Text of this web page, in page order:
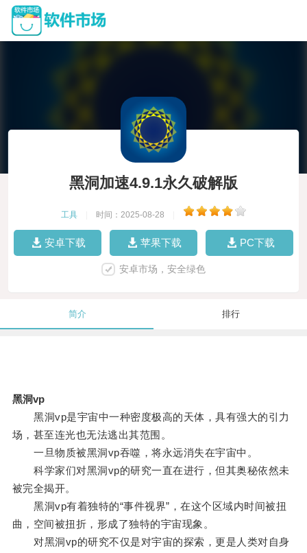
黑洞加速4.9.1永久破解版
工具 时间：2025-08-28
安卓下载 苹果下载 PC下载
安卓市场，安全绿色
简介 排行
黑洞vp
黑洞vp是宇宙中一种密度极高的天体，具有强大的引力
场，甚至连光也无法逃出其范围。
一旦物质被黑洞vp吞噬，将永远消失在宇宙中。
科学家们对黑洞vp的研究一直在进行，但其奥秘依然未
被完全揭开。
黑洞vp有着独特的“事件视界”，在这个区域内时间被扭
曲，空间被扭折，形成了独特的宇宙现象。
对黑洞vp的研究不仅是对宇宙的探索，更是人类对自身